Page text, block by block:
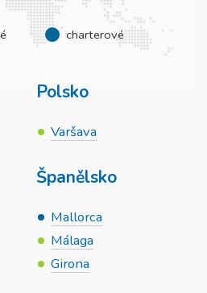
charterové
Polsko
Varšava
Španělsko
Mallorca
Málaga
Girona